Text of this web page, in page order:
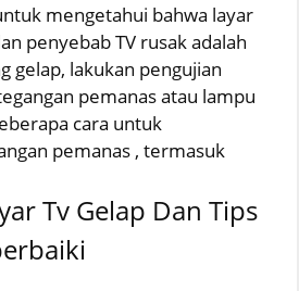
mengetahui bahwa layar
penyebab TV rusak adalah
gelap, lakukan pengujian
pemanas atau lampu
cara untuk
pemanas , termasuk
Tv Gelap Dan Tips